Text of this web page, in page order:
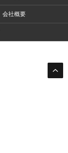
会社概要